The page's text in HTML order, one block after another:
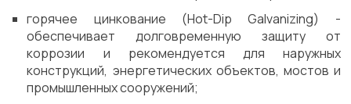
горячее цинкование (Hot-Dip Galvanizing) -
обеспечивает долговременную защиту от
коррозии и рекомендуется для наружных
конструкций, энергетических объектов, мостов и
промышленных сооружений;